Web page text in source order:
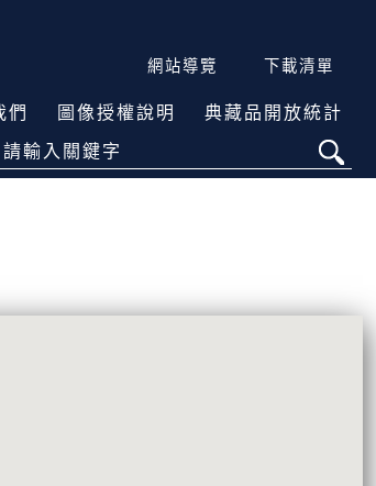
網站導覽 下載清單
們 圖像授權說明 典藏品開放統計
輸入關鍵字